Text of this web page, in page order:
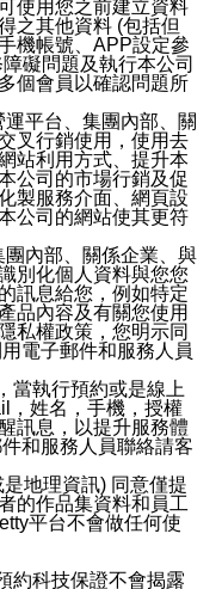
使用您之前建立資料
之其他資料 (包括但
機帳號、APP設定參
礙問題及執行本公司
個會員以確認問題所
平台、集團內部、關
叉行銷使用，使用去
站利用方式、提升本
公司的市場行銷及促
製服務介面、網頁設
公司的網站使其更符
內部、關係企業、與
別化個人資料與您您
訊息給您，例如特定
品內容及有關您使用
私權政策，您明示同
電子郵件和服務人員
當執行預約或是線上
，姓名，手機，授權
訊息，以提升服務體
和服務人員聯絡請客
地理資訊) 同意僅提
的作品集資料和員工
平台不會做任何使
約科技保證不會揭露